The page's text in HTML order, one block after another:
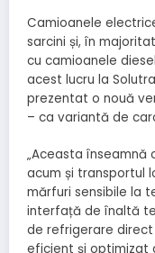
Camioanele
sarcini și, în
cu camioanele
acest lucru la
prezentat o nouă
– ca variantă de
„Aceasta înseamnă
acum și transportul
mărfuri sensibile la
interfață de înaltă
de refrigerare
eficient și optimizat